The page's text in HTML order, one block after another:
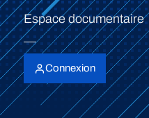
Espace documentaire
Connexion